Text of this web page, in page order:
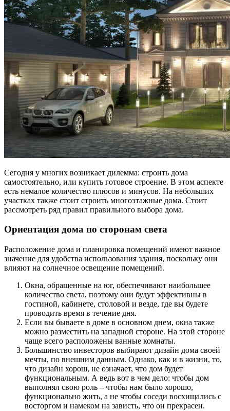
Сегодня у многих возникает дилемма: строить дома
самостоятельно, или купить готовое строение. В этом аспекте
есть немалое количество плюсов и минусов. На небольших
участках также стоит строить многоэтажные дома. Стоит
рассмотреть ряд правил правильного выбора дома.
Ориентация дома по сторонам света
Расположение дома и планировка помещений имеют важное
значение для удобства использования здания, поскольку они
влияют на солнечное освещение помещений.
Окна, обращенные на юг, обеспечивают наибольшее
количество света, поэтому они будут эффективны в
гостиной, кабинете, столовой и везде, где вы будете
проводить время в течение дня.
Если вы бываете в доме в основном днем, окна также
можно разместить на западной стороне. На этой стороне
чаще всего расположены ванные комнаты.
Большинство инвесторов выбирают дизайн дома своей
мечты, по внешним данным. Однако, как и в жизни, то,
что дизайн хорош, не означает, что дом будет
функциональным. А ведь вот в чем дело: чтобы дом
выполнял свою роль – чтобы нам было хорошо,
функционально жить, а не чтобы соседи восхищались с
восторгом и намеком на зависть, что он прекрасен.